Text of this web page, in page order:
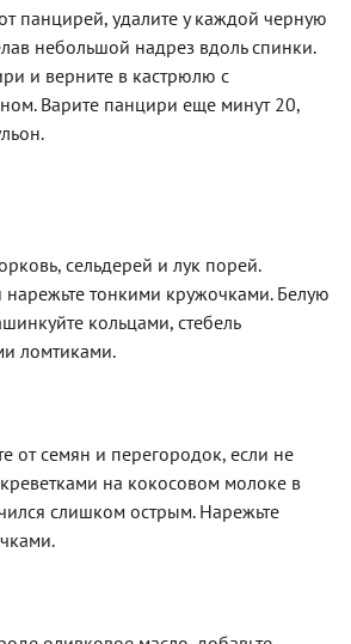
панцирей, удалите у каждой черную
небольшой надрез вдоль спинки.
и верните в кастрюлю с
Варите панцири еще минут 20,
сельдерей и лук порей.
нарежьте тонкими кружочками. Белую
кольцами, стебель
ломтиками.
от семян и перегородок, если не
на кокосовом молоке в
слишком острым. Нарежьте